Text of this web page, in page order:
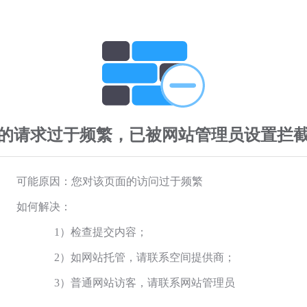
请求过于频繁，已被网站管理员设置拦
可能原因：您对该页面的访问过于频繁
如何解决：
1）检查提交内容；
2）如网站托管，请联系空间提供商；
3）普通网站访客，请联系网站管理员